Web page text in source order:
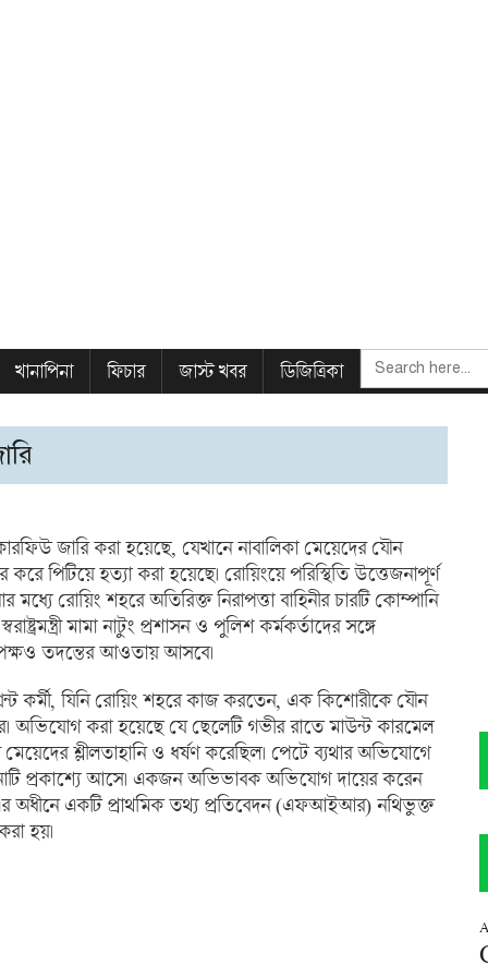
খানাপিনা ফিচার জাস্ট খবর ডিজিত্রিকা
SEARCH
FOR:
জারি করা হয়েছে, যেখানে নাবালিকা মেয়েদের যৌন
পিটিয়ে হত্যা করা হয়েছে। রোয়িংয়ে পরিস্থিতি উত্তেজনাপূর্ণ
রোয়িং শহরে অতিরিক্ত নিরাপত্তা বাহিনীর চারটি কোম্পানি
মামা নাটুং প্রশাসন ও পুলিশ কর্মকর্তাদের সঙ্গে
তদন্তের আওতায় আসবে।
কর্মী, যিনি রোয়িং শহরে কাজ করতেন, এক কিশোরীকে যৌন
অভিযোগ করা হয়েছে যে ছেলেটি গভীর রাতে মাউন্ট কারমেল
শ্লীলতাহানি ও ধর্ষণ করেছিল। পেটে ব্যথার অভিযোগে
প্রকাশ্যে আসে। একজন অভিভাবক অভিযোগ দায়ের করেন
একটি প্রাথমিক তথ্য প্রতিবেদন (এফআইআর) নথিভুক্ত
হয়।